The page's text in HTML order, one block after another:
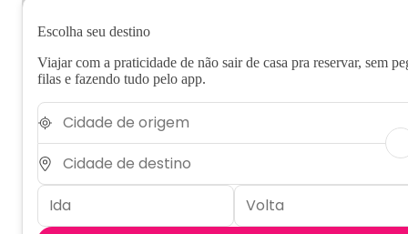
Escolha seu destino
Viajar com a praticidade de não sair de casa pra reservar, sem
filas e fazendo tudo pelo app.